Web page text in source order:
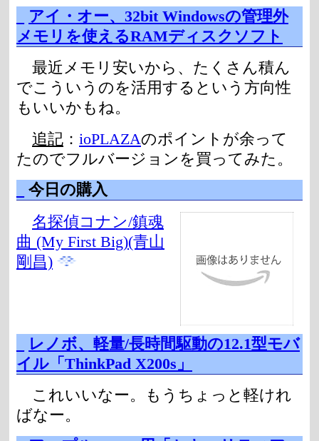
アイ・オー、32bit Windowsの管理外
メモリを使えるRAMディスクソフト
最近メモリ安いから、たくさん積ん
でこういうのを活用するという方向性
もいいかもね。
追記 ： ioPLAZAのポイントが余って
たのでフルバージョンを買ってみた。
今日の購入
名探偵コナン/鎮魂
曲 (My First Big)(青山
剛昌)
レノボ、軽量/長時間駆動の12.1型モバ
イル「ThinkPad X200s」
これいいなー。もうちょっと軽けれ
ばなー。